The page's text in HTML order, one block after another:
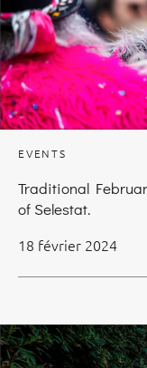
EVENTS
Traditional
of Selestat.
18 février 2024